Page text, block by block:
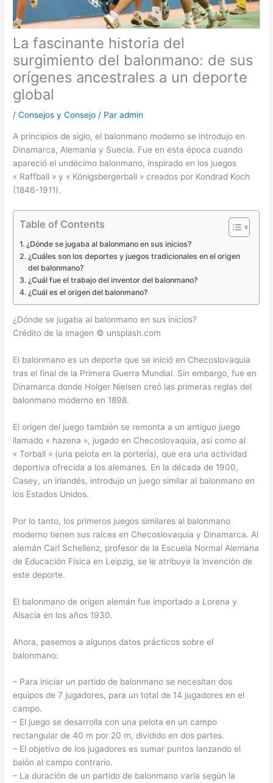
La fascinante historia del
surgimiento del balonmano: de sus
orígenes ancestrales a un deporte
global
/Consejos y Consejo / Paradmin
A principios de siglo, el balonmano moderno se introdujo en
Dinamarca, Alemania y Suecia. Fue en esta época cuando
apareció el undécimo balonmano, inspirado en los juegos
« Raffball » y « Königsbergerball » creados por Kondrad Koch
(1846-1911).
Table of Contents
¿Dónde se jugaba al balonmano en sus inicios?
¿Cuáles son los deportes y juegos tradicionales en el origen
del balonmano?
¿Cuál fue el trabajo del inventor del balonmano?
¿Cuál es el origen del balonmano?
¿Dónde se jugaba al balonmano en sus inicios?
Crédito de la imagen © unsplash.com
El balonmano es un deporte que se inició en Checoslovaquia
tras el final de la Primera Guerra Mundial. Sin embargo, fue en
Dinamarca donde Holger Nielsen creó las primeras reglas del
balonmano moderno en 1898.
El origen del juego también se remonta a un antiguo juego
llamado « hazena », jugado en Checoslovaquia, así como al
« Torball » (una pelota en la portería), que era una actividad
deportiva ofrecida a los alemanes. En la década de 1900,
Casey, un irlandés, introdujo un juego similar al balonmano en
los Estados Unidos.
Por lo tanto, los primeros juegos similares al balonmano
moderno tienen sus raíces en Checoslovaquia y Dinamarca. Al
alemán Carl Schellenz, profesor de la Escuela Normal Alemana
de Educación Física en Leipzig, se le atribuye la invención de
este deporte.
El balonmano de origen alemán fue importado a Lorena y
Alsacia en los años 1930.
Ahora, pasemos a algunos datos prácticos sobre el
balonmano:
– Para iniciar un partido de balonmano se necesitan dos
equipos de 7 jugadores, para un total de 14 jugadores en el
campo.
– El juego se desarrolla con una pelota en un campo
rectangular de 40 m por 20 m, dividido en dos partes.
– El objetivo de los jugadores es sumar puntos lanzando el
balón al campo contrario.
– La duración de un partido de balonmano varía según la